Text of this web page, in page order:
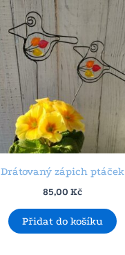
Drátovaný zápich ptáček
85,00 Kč
Přidat do košíku